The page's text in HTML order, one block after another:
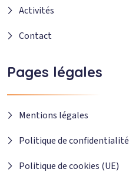
Activités
Contact
Pages légales
Mentions légales
Politique de confidentialité
Politique de cookies (UE)